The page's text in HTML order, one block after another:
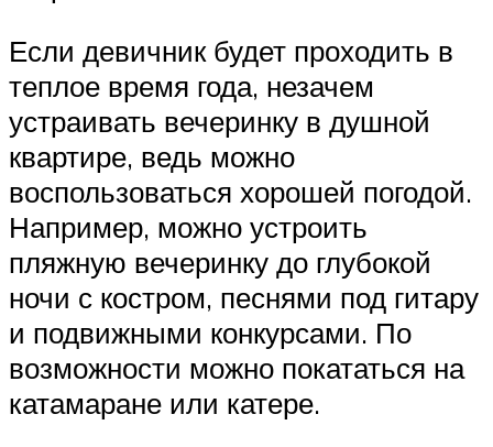
Если девичник будет проходить в
теплое время года, незачем
устраивать вечеринку в душной
квартире, ведь можно
воспользоваться хорошей погодой.
Например, можно устроить
пляжную вечеринку до глубокой
ночи с костром, песнями под гитару
и подвижными конкурсами. По
возможности можно покататься на
катамаране или катере.